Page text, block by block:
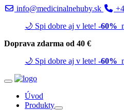
info@medicinalnehuby.sk
🌙 Spi dobre aj v lete! -60%
Doprava zdarma od 40 €
🌙 Spi dobre aj v lete! -60%
Úvod
Produkty